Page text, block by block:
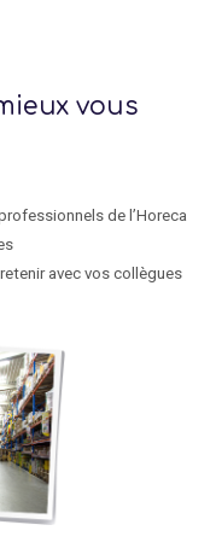
vous
de l’Horeca
avec vos collègues